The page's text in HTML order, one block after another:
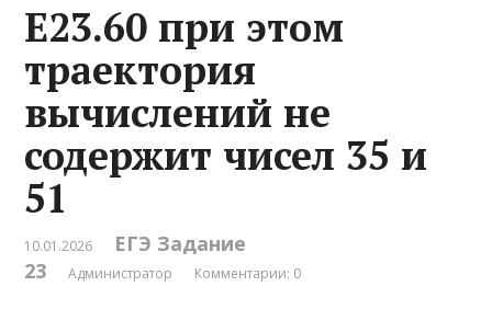
Е23.60 при этом
траектория
вычислений не
содержит чисел 35 и
51
10.01.2026
ЕГЭ Задание
23
Администратор Комментарии: 0